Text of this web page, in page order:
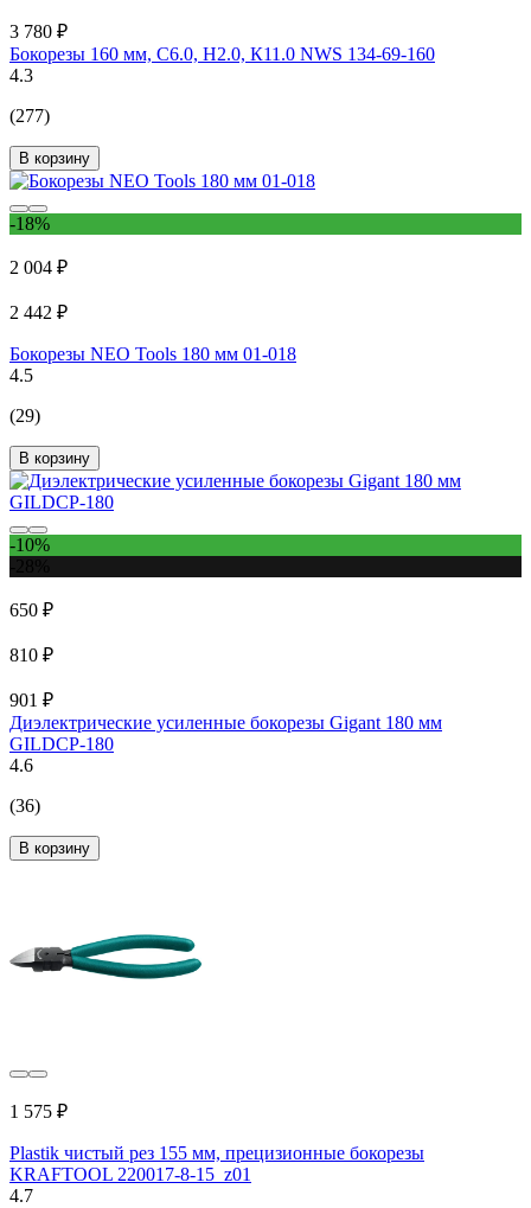
3 780 ₽
Бокорезы 160 мм, С6.0, Н2.0, К11.0 NWS 134-69-160
4.3
(277)
В корзину
-18%
2 004 ₽
2 442 ₽
Бокорезы NEO Tools 180 мм 01-018
4.5
(29)
В корзину
-10%
650 ₽
810 ₽
901 ₽
Диэлектрические усиленные бокорезы Gigant 180 мм
GILDCP-180
4.6
(36)
В корзину
1 575 ₽
Plastik чистый рез 155 мм, прецизионные бокорезы
KRAFTOOL 220017-8-15_z01
4.7